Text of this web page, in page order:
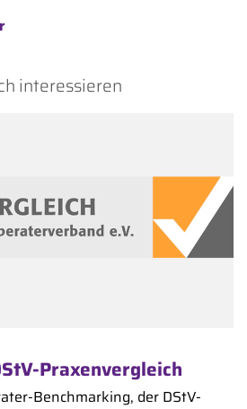
interessieren
Praxenvergleich
Benchmarking, der DStV-